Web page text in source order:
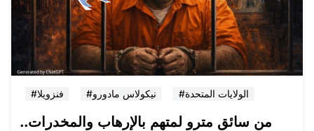
#فنزويلا #نيكولاس مادورو #الولايات المتحدة
من سائق مترو لمتهم بالإرهاب والمخدرات..